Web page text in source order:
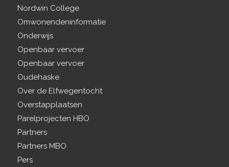
Nordwin College
Omwonendeninformatie
Onderwijs
Openbaar vervoer
Openbaar vervoer
Oudehaske
Over de Elfwegentocht
Overstapplaatsen
Parelprojecten HBO
Partners
Partners MBO
Pers